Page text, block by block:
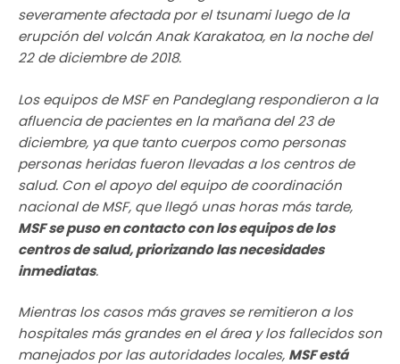
severamente afectada por el tsunami luego de la
erupción del volcán Anak Karakatoa, en la noche del
22 de diciembre de 2018.
Los equipos de MSF en Pandeglang respondieron a la
afluencia de pacientes en la mañana del 23 de
diciembre, ya que tanto cuerpos como personas
personas heridas fueron llevadas a los centros de
salud. Con el apoyo del equipo de coordinación
nacional de MSF, que llegó unas horas más tarde,
MSF se puso en contacto con los equipos de los
centros de salud, priorizando las necesidades
inmediatas.
Mientras los casos más graves se remitieron a los
hospitales más grandes en el área y los fallecidos son
manejados por las autoridades locales, MSF está